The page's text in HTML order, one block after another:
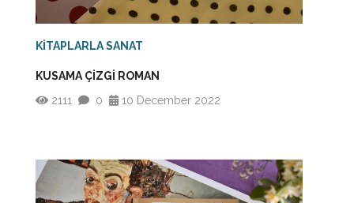
KİTAPLARLA SANAT
KUSAMA ÇİZGİ ROMAN
2111
0 10 December 2022